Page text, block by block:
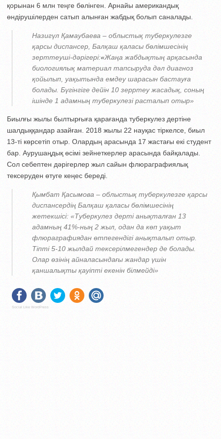
қорынан 6 млн теңге бөлінген. Арнайы американдық
өндірушілерден сатып алынған жабдық болып саналады.
Назигүл Қамаубаева – облыстық туберкулезге
қарсы диспансер, Балқаш қаласы бөлімшесінің
зерттеуші-дәрігері:«Жаңа жабдықтың арқасында
биологиялық материал тапсыруда дәл диагноз
қойылып, уақытында емдеу шарасын бастауға
болады. Бүгінгіге дейін 10 зерртеу жасадық, соның
ішінде 1 адамның туберкулезі расталып отыр»
Биылғы жылы былтырғыға қарағанда туберкулез дертіне
шалдыққандар азайған. 2018 жылы 22 науқас тіркелсе, биыл
13-ті көрсетіп отыр. Олардың арасында 17 жастағы екі студент
бар. Аурушаңдық өсімі зейнеткерлер арасында байқалады.
Сол себептен дәрігерлер жыл сайын флюраграфиялық
тексеруден өтуге кеңес береді.
Қымбат Қасымова – облыстық туберкулезге қарсы
диспансердің Балқаш қаласы бөлімшесінің
жетекшісі: «Туберкулез дерті анықталған 13
адамның 41%-ның 2 жыл, одан да көп уақыт
флюраграфиядан өтпегендігі анықталып отыр.
Тіпті 5-10 жылдай тексерілмегендер де болады.
Олар өзінің айналасындағы жандар үшін
қаншалықты қауіпті екенін білмейді»
Social Like WordPress